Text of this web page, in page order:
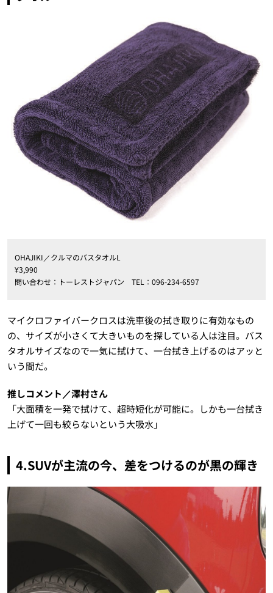
OHAJIKI／クルマのバスタオルL
¥3,990
問い合わせ：トーレストジャパン TEL：096-234-6597
マイクロファイバークロスは洗車後の拭き取りに有効なもの
の、サイズが小さくて大きいものを探している人は注目。バス
タオルサイズなので一気に拭けて、一台拭き上げるのはアッと
いう間だ。
推しコメント／澤村さん
「大面積を一発で拭けて、超時短化が可能に。しかも一台拭き
上げて一回も絞らないという大吸水」
4.SUVが主流の今、差をつけるのが黒の輝き